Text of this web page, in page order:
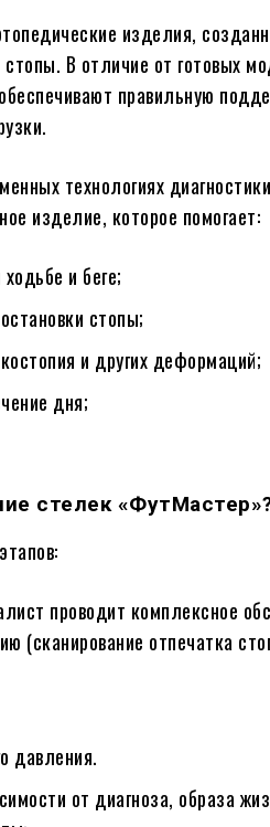
изделия,
В отличие от готовых
правильную
технологиях
изделие, которое помогает:
и беге;
стопы;
и других деформаций;
дня;
стелек
проводит комплексное
(сканирование отпечатка
давления.
от диагноза, образа